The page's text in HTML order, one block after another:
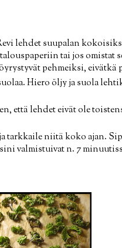
lehdet suupalan
tai jos omistat
pehmeiksi, eivätkä
Hiero öljy ja suola
että lehdet eivät ole
tarkkaile niitä koko ajan.
valmistuivat n. 7